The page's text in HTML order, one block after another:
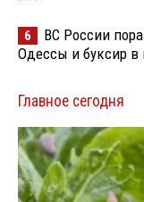
6
ВС России
Одессы и буксир в
Главное сегодня